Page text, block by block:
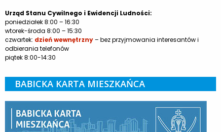
Urząd Stanu Cywilnego i Ewidencji Ludności:
poniedziałek 8:00 – 16:30
wtorek-środa 8:00 – 15:30
czwartek: dzień wewnętrzny– bez przyjmowania interesantów i
odbierania telefonów
piątek 8:00-14:30
BABICKA KARTA MIESZKAŃCA